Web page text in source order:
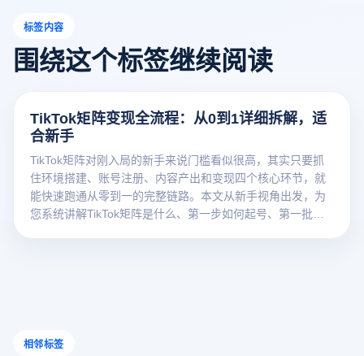
标签内容
围绕这个标签继续阅读
TikTok矩阵变现全流程：从0到1详细拆解，适
合新手
TikTok矩阵对刚入局的新手来说门槛看似很高，其实只要抓
住环境搭建、账号注册、内容产出和变现四个核心环节，就
能快速跑通从零到一的完整链路。本文从新手视角出发，为
您系统讲解TikTok矩阵是什么、第一步如何起号、第一批内
相邻标签